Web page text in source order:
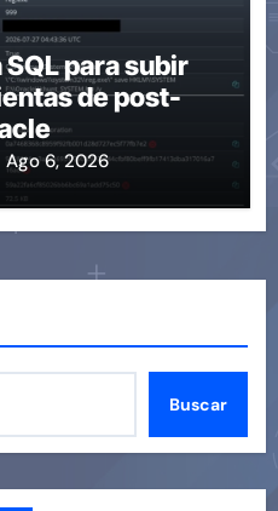
para subir
de post-
Ago 6, 2026
Buscar